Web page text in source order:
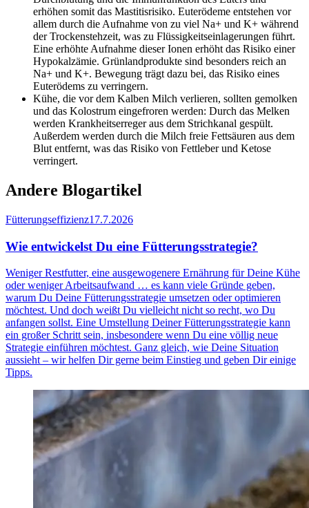
erhöhen somit das Mastitisrisiko. Euterödeme entstehen vor
allem durch die Aufnahme von zu viel Na+ und K+ während
der Trockenstehzeit, was zu Flüssigkeitseinlagerungen führt.
Eine erhöhte Aufnahme dieser Ionen erhöht das Risiko einer
Hypokalzämie. Grünlandprodukte sind besonders reich an
Na+ und K+. Bewegung trägt dazu bei, das Risiko eines
Euterödems zu verringern.
Kühe, die vor dem Kalben Milch verlieren, sollten gemolken
und das Kolostrum eingefroren werden: Durch das Melken
werden Krankheitserreger aus dem Strichkanal gespült.
Außerdem werden durch die Milch freie Fettsäuren aus dem
Blut entfernt, was das Risiko von Fettleber und Ketose
verringert.
Andere Blogartikel
Fütterungseffizienz17.7.2026
Wie entwickelst Du eine Fütterungsstrategie?
Weniger Restfutter, eine ausgewogenere Ernährung für Deine Kühe
oder weniger Arbeitsaufwand … es kann viele Gründe geben,
warum Du Deine Fütterungsstrategie umsetzen oder optimieren
möchtest. Und doch weißt Du vielleicht nicht so recht, wo Du
anfangen sollst. Eine Umstellung Deiner Fütterungsstrategie kann
ein großer Schritt sein, insbesondere wenn Du eine völlig neue
Strategie einführen möchtest. Ganz gleich, wie Deine Situation
aussieht – wir helfen Dir gerne beim Einstieg und geben Dir einige
Tipps.